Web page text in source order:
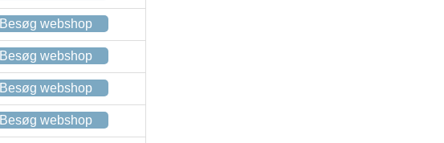
Besøg webshop
Besøg webshop
Besøg webshop
Besøg webshop